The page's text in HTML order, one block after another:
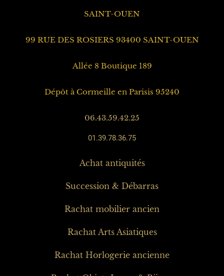
SAINT-OUEN
99 RUE DES ROSIERS 93400 SAINT-OUEN
Allée 8 Boutique 189
Dépôt à Cormeille en Parisis 95240
06.43.59.42.25
01.39.78.36.75
Achat antiquités
Succession & Débarras
Rachat mobilier ancien
Rachat Arts Asiatiques
Rachat Horlogerie ancienne